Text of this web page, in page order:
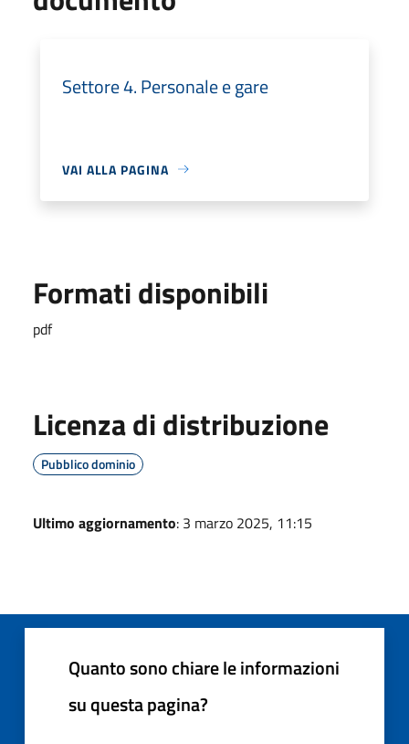
Settore 4. Personale e gare
VAI ALLA PAGINA
Formati disponibili
pdf
Licenza di distribuzione
Pubblico dominio
Ultimo aggiornamento: 3 marzo 2025, 11:15
Quanto sono chiare le informazioni
su questa pagina?